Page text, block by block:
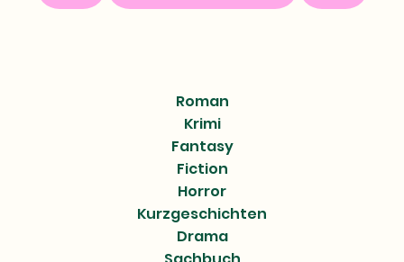
Roman
Krimi
Fantasy
Fiction
Horror
Kurzgeschichten
Drama